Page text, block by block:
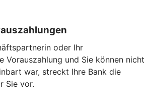
oder Ihr
Vorauszahlung und Sie können nicht
war, streckt Ihre Bank die
Sie vor.